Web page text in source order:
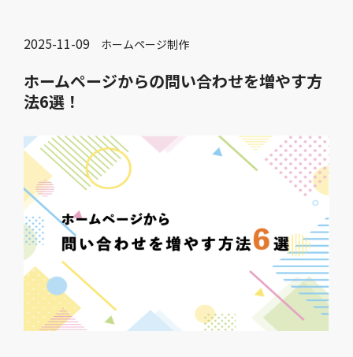
2025-11-09 ホームページ制作
ホームページからの問い合わせを増やす方
法6選！